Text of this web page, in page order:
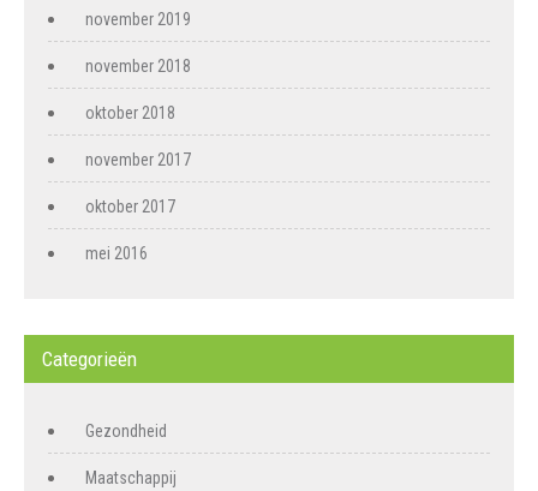
november 2019
november 2018
oktober 2018
november 2017
oktober 2017
mei 2016
Categorieën
Gezondheid
Maatschappij